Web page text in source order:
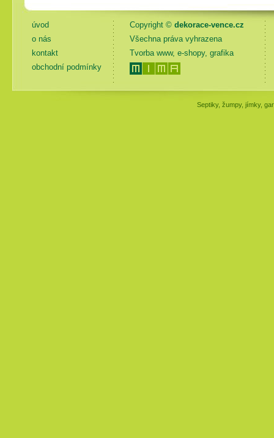
úvod
o nás
kontakt
obchodní podmínky
Copyright © dekorace-vence.cz
Všechna práva vyhrazena
Tvorba www, e-shopy, grafika
Septiky, žumpy, jímky,